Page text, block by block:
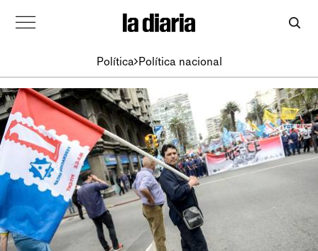
Política Política nacional